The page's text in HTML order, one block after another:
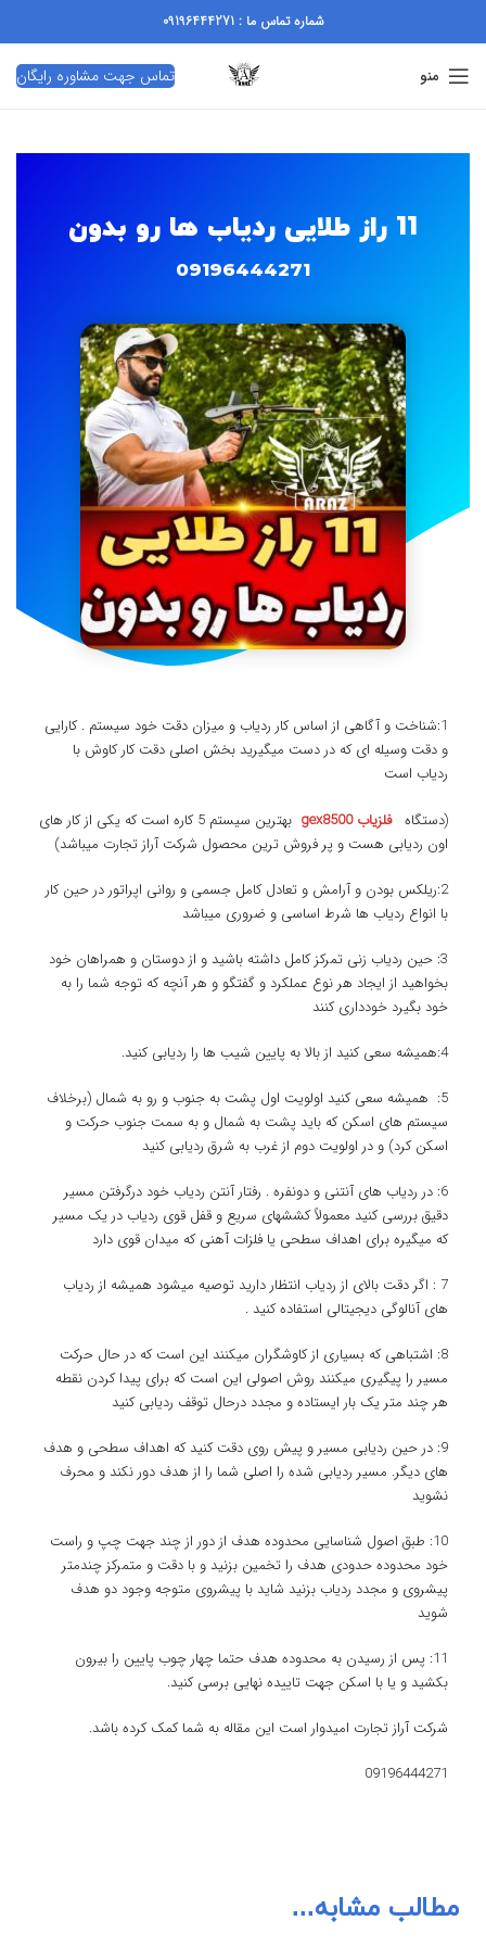
شماره تماس ما : 09196444271
منو تماس جهت مشاوره رایگان
11 راز طلایی ردیاب ها رو بدون
09196444271
1:شناخت و آگاهی از اساس کار ردیاب و میزان دقت خود سیستم . کارایی
و دقت وسیله ای که در دست میگیرید بخش اصلی دقت کار کاوش با
ردیاب است
(دستگاه فلزیاب gex8500
بهترین سیستم 5 کاره است که یکی از کار های
اون ردیابی هست و پر فروش ترین محصول شرکت آراز تجارت میباشد)
2:ریلکس بودن و آرامش و تعادل کامل جسمی و روانی اپراتور در حین کار
با انواع ردیاب ها شرط اساسی و ضروری میباشد
3: حین ردیاب زنی تمرکز کامل داشته باشید و از دوستان و همراهان خود
بخواهید از ایجاد هر نوع عملکرد و گفتگو و هر آنچه که توجه شما را به
خود بگیرد خودداری کنند
4:همیشه سعی کنید از بالا به پایین شیب ها را ردیابی کنید.
5: همیشه سعی کنید اولویت اول پشت به جنوب و رو به شمال (برخلاف
سیستم های اسکن که باید پشت به شمال و به سمت جنوب حرکت و
اسکن کرد) و در اولویت دوم از غرب به شرق ردیابی کنید
6: در ردیاب های آنتنی و دونفره . رفتار آنتن ردیاب خود درگرفتن مسیر
دقیق بررسی کنید معمولاً کششهای سریع و قفل قوی ردیاب در یک مسیر
که میگیره برای اهداف سطحی یا فلزات آهنی که میدان قوی دارد
7 : اگر دقت بالای از ردیاب انتظار دارید توصیه میشود همیشه از ردیاب
های آنالوگی دیجیتالی استفاده کنید .
8: اشتباهی که بسیاری از کاوشگران میکنند این است که در حال حرکت
مسیر را پیگیری میکنند روش اصولی این است که برای پیدا کردن نقطه
هر چند متر یک بار ایستاده و مجدد درحال توقف ردیابی کنید
9: در حین ردیابی مسیر و پیش روی دقت کنید که اهداف سطحی و هدف
های دیگر. مسیر ردیابی شده را اصلی شما را از هدف دور نکند و محرف
نشوید
10: طبق اصول شناسایی محدوده هدف از دور از چند جهت چپ و راست
خود محدوده حدودی هدف را تخمین بزنید و با دقت و متمرکز چندمتر
پیشروی و مجدد ردیاب بزنید شاید با پیشروی متوجه وجود دو هدف
شوید
11: پس از رسیدن به محدوده هدف حتما چهار چوب پایین را بیرون
بکشید و یا با اسکن جهت تاییده نهایی برسی کنید.
شرکت آراز تجارت امیدوار است این مقاله به شما کمک کرده باشد.
09196444271
مطالب مشابه...